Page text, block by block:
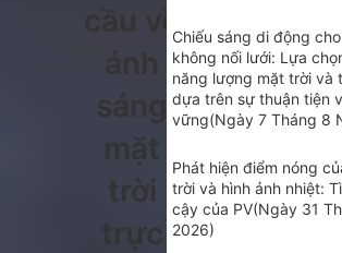
cầu về
ánh
sáng
mặt
trời
trực
Chiếu sáng di động
không nối lưới: Lựa
năng lượng mặt trời và
dựa trên sự thuận tiện
vững(Ngày 7 Tháng 8
Phát hiện điểm nóng
trời và hình ảnh nhiệt:
cậy của PV(Ngày 31
2026)